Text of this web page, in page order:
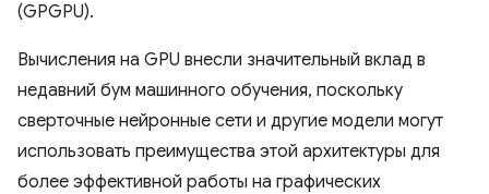
(GPGPU).
Вычисления на GPU внесли значительный вклад в
недавний бум машинного обучения, поскольку
сверточные нейронные сети и другие модели могут
использовать преимущества этой архитектуры для
более эффективной работы на графических